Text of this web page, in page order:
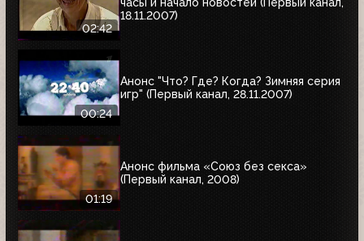
02:42
18.11.2007)
00:24
Анонс "Что? Где? Когда? Зимняя серия
игр" (Первый канал, 28.11.2007)
01:19
Анонс фильма «Союз без секса»
(Первый канал, 2008)